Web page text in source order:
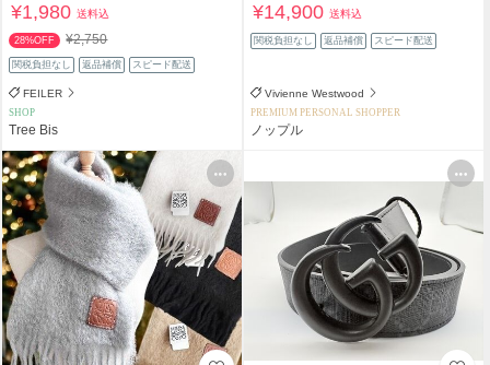
¥1,980送料込
28%OFF ¥2,750
関税負担なし 返品補償 スピード配送
FEILER
SHOP
Tree Bis
¥14,900送料込
関税負担なし 返品補償 スピード配送
Vivienne Westwood
PREMIUM PERSONAL SHOPPER
ノップル